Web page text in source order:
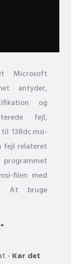
Microsoft
antyder,
og
fejl,
138dc.msi-
fejl relateret
programmet
filen med
At bruge
- Kør det